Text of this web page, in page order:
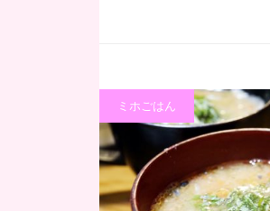
ミホごはん